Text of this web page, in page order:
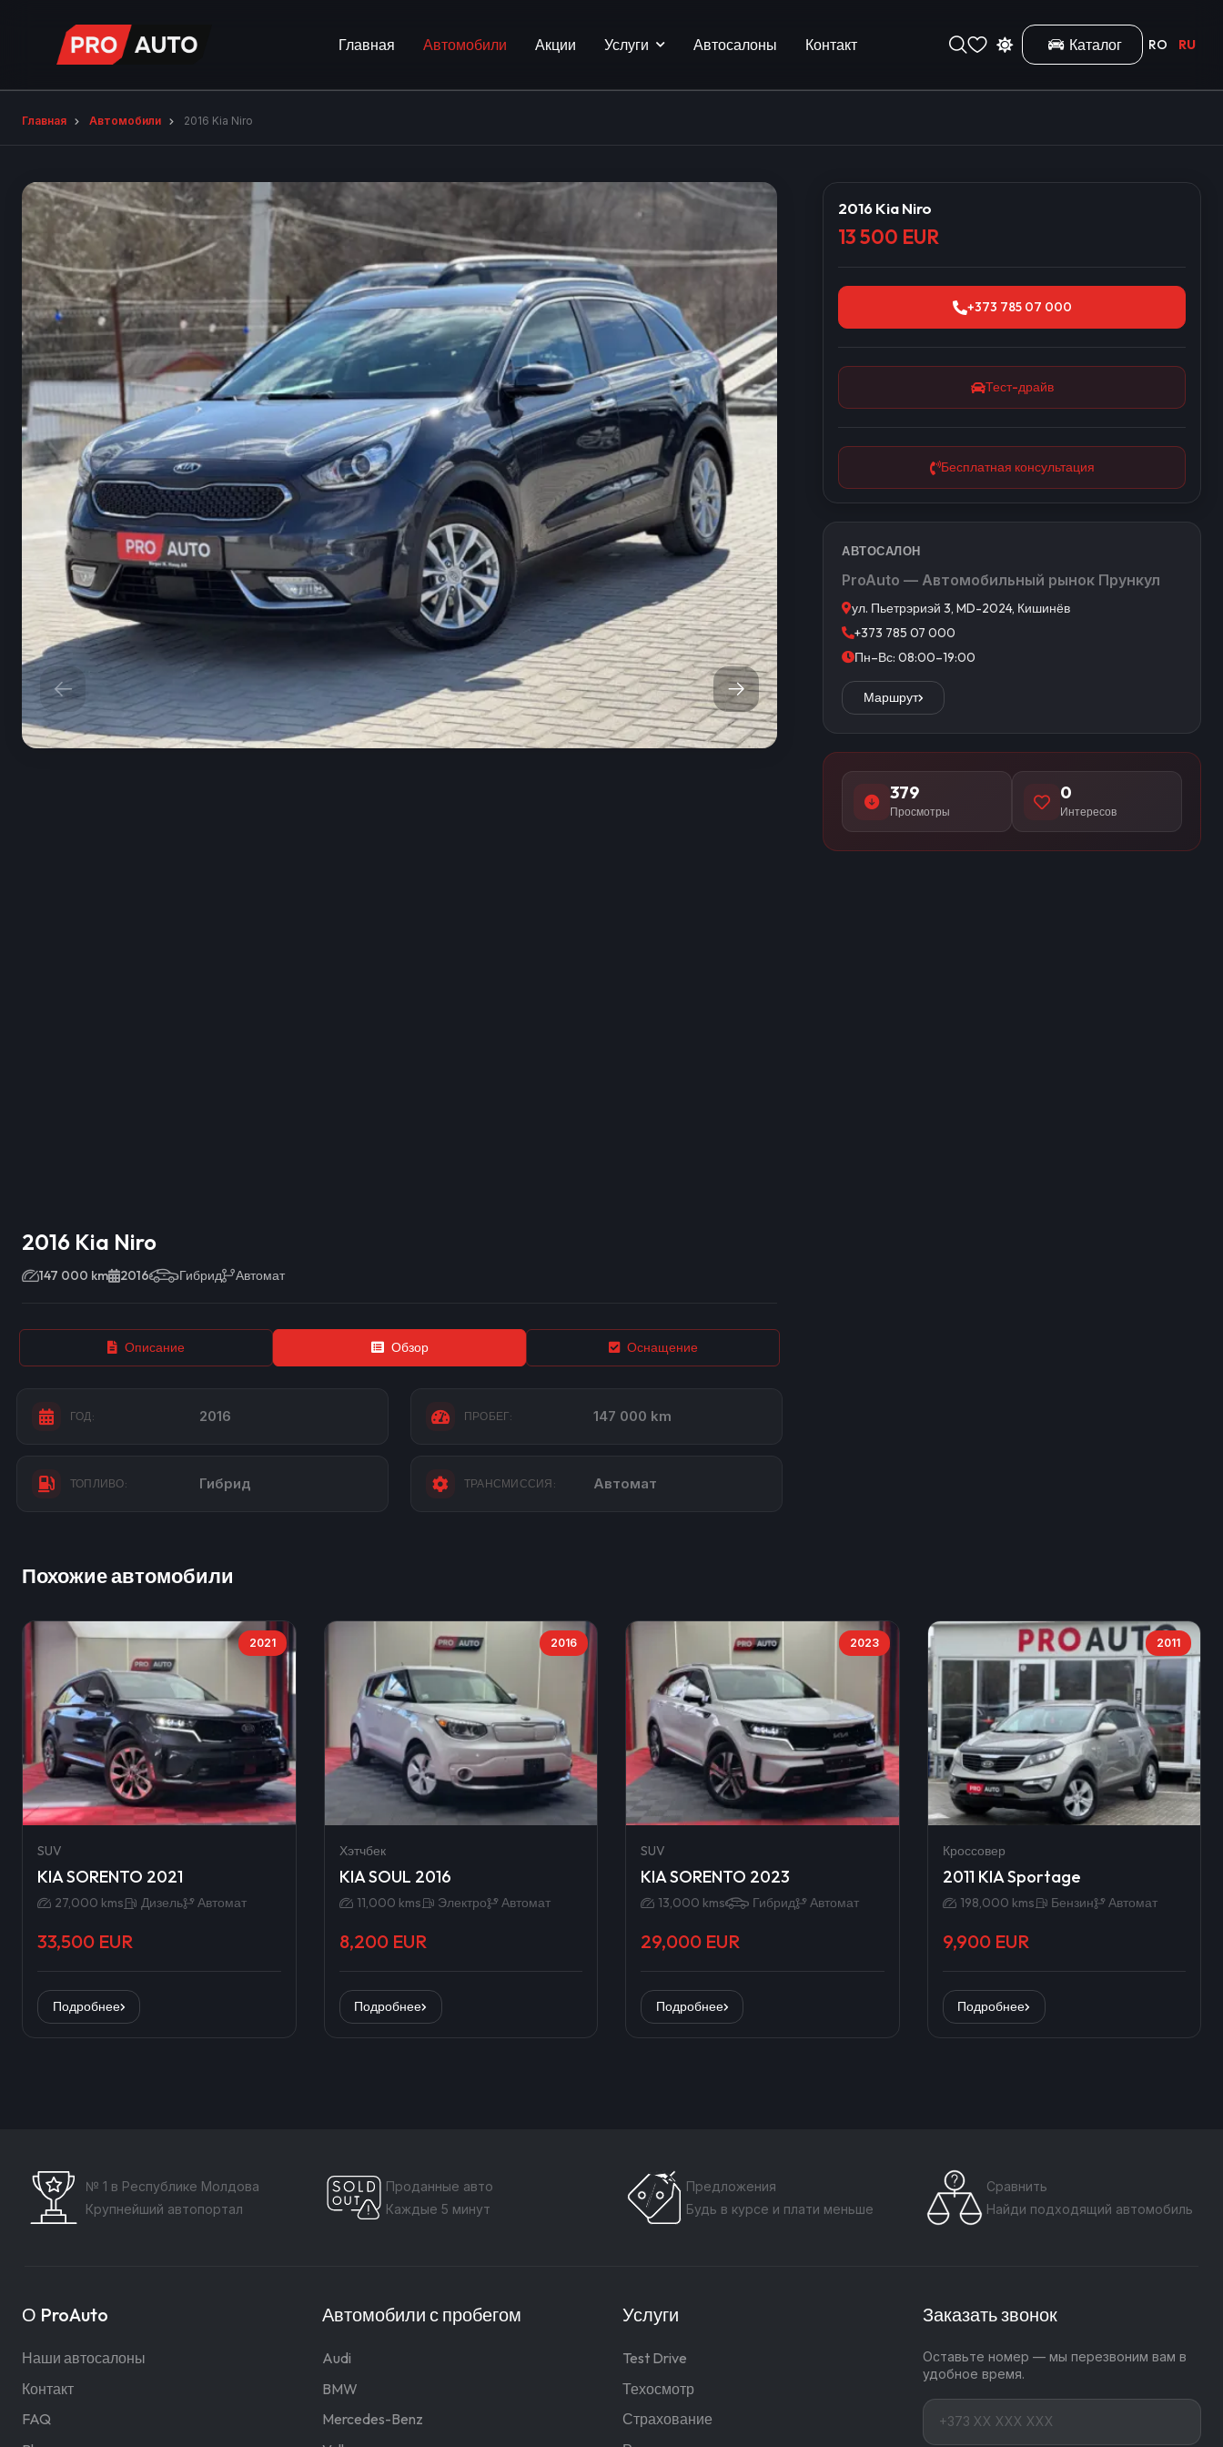
Главная Автомобили Акции Услуги Автосалоны Контакт Каталог RO RU
Главная Автомобили 2016 Kia Niro
2016 Kia Niro
147 000 km 2016 Гибрид Автомат
Описание Обзор Оснащение
ГОД: 2016 ПРОБЕГ: 147 000 km
ТОПЛИВО: Гибрид ТРАНСМИССИЯ: Автомат
2016 Kia Niro
13 500 EUR
+373 785 07 000
Тест-драйв
Бесплатная консультация
АВТОСАЛОН
ProAuto — Автомобильный рынок Прункул
ул. Пьетрэриэй 3, MD-2024, Кишинёв
+373 785 07 000
Пн–Вс: 08:00–19:00
Маршрут
379
Просмотры
0
Интересов
Похожие автомобили
2021
SUV
KIA SORENTO 2021
27,000 kms Дизель Автомат
33,500 EUR
Подробнее
2016
Хэтчбек
KIA SOUL 2016
11,000 kms Электро Автомат
8,200 EUR
Подробнее
2023
SUV
KIA SORENTO 2023
13,000 kms Гибрид Автомат
29,000 EUR
Подробнее
2011
Кроссовер
2011 KIA Sportage
198,000 kms Бензин Автомат
9,900 EUR
Подробнее
№ 1 в Республике Молдова
Крупнейший автопортал
Проданные авто
Каждые 5 минут
Предложения
Будь в курсе и плати меньше
Сравнить
Найди подходящий автомобиль
О ProAuto
Наши автосалоны
Контакт
FAQ
Автомобили с пробегом
Audi
BMW
Mercedes-Benz
Услуги
Test Drive
Техосмотр
Страхование
Заказать звонок
Оставьте номер — мы перезвоним вам в
удобное время.